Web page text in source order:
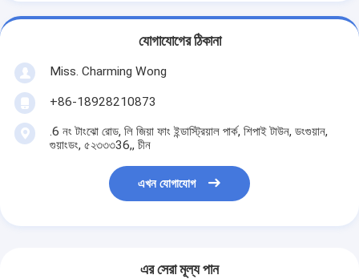
যোগাযোগের ঠিকানা
Miss. Charming Wong
+86-18928210873
.6 নং টাংঝো রোড, লি জিয়া ফাং ইন্ডাস্ট্রিয়াল পার্ক, শিপাই টাউন, ডংগুয়ান,
গুয়াংডং, ৫২৩৩৩36,, চীন
এখন যোগাযোগ
এর সেরা মূল্য পান